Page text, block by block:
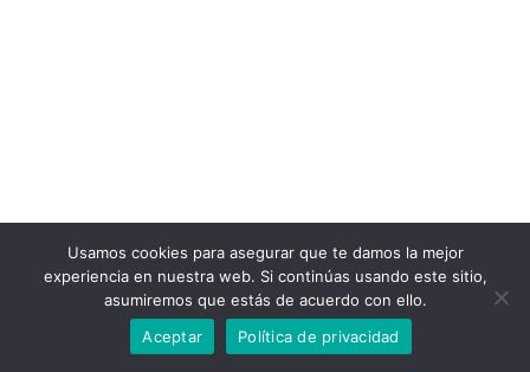
© 2022 Bizitza
Usamos cookies para asegurar que te damos la mejor
experiencia en nuestra web. Si continúas usando este sitio,
asumiremos que estás de acuerdo con ello.
Aceptar
Política de privacidad